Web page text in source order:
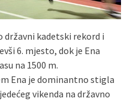
državni kadetski rekord i
6. mjesto, dok je Ena
na 1500 m.
Ena je dominantno stigla
vikenda na državno